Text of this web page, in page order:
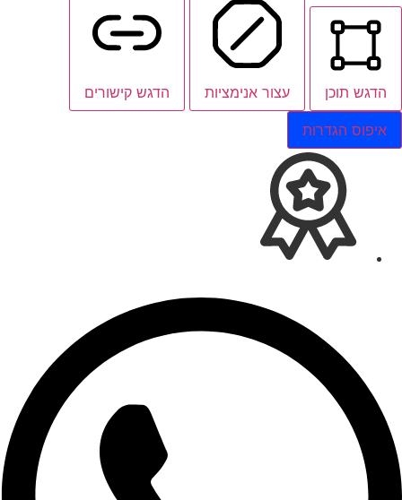
הדגש תוכן עצור אנימציות הדגש קישורים
איפוס הגדרות